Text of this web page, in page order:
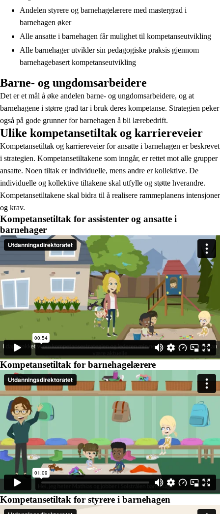
Andelen styrere og barnehagelærere med mastergrad i
barnehagen øker
Alle ansatte i barnehagen får mulighet til kompetanseutvikling
Alle barnehager utvikler sin pedagogiske praksis gjennom
barnehagebasert kompetanseutvikling
Barne- og ungdomsarbeidere
Det er et mål å øke andelen barne- og ungdomsarbeidere, og at
barnehagene i større grad tar i bruk deres kompetanse. Strategien peker
også på gode grunner for barnehagen å bli lærebedrift.
Ulike kompetansetiltak og karriereveier
Kompetansetiltak og karriereveier for ansatte i barnehagen er beskrevet
i strategien. Kompetansetiltakene som inngår, er rettet mot alle grupper
ansatte. Noen tiltak er individuelle, mens andre er kollektive. De
individuelle og kollektive tiltakene skal utfylle og støtte hverandre.
Kompetansetiltakene skal bidra til å realisere rammeplanens intensjoner
og krav.
Kompetansetiltak for assistenter og ansatte i
barnehager
Kompetansetiltak for barnehagelærere
Kompetansetiltak for styrere i barnehagen